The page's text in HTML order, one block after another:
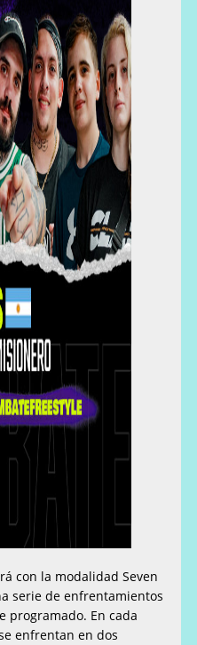
con la modalidad Seven
serie de enfrentamientos
programado. En cada
enfrentan en dos